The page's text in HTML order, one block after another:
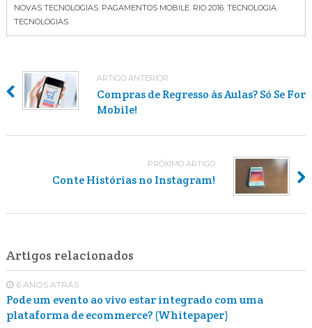
NOVAS TECNOLOGIAS, PAGAMENTOS MOBILE, RIO 2016, TECNOLOGIA,
TECNOLOGIAS
ARTIGO ANTERIOR
Compras de Regresso às Aulas? Só Se For
Mobile!
PRÓXIMO ARTIGO
Conte Histórias no Instagram!
Artigos relacionados
6 ANOS ATRÁS
Pode um evento ao vivo estar integrado com uma
plataforma de ecommerce? (Whitepaper)